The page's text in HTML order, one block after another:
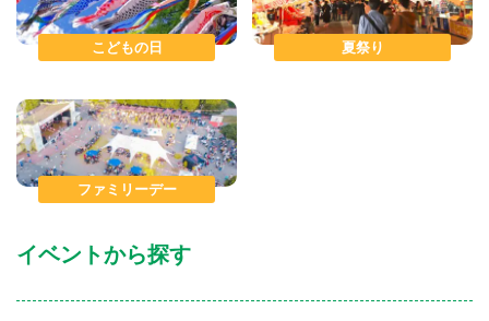
イベントから探す
こどもの日 夏祭り
ファミリーデー